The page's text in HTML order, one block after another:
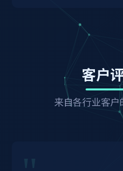
客户
来自各行业客